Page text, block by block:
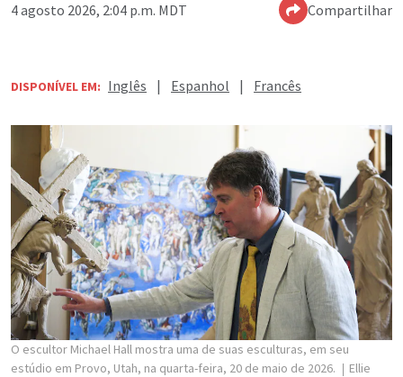
4 agosto 2026, 2:04 p.m. MDT Compartilhar
DISPONÍVEL EM: Inglês | Espanhol | Francês
O escultor Michael Hall mostra uma de suas esculturas, em seu
estúdio em Provo, Utah, na quarta-feira, 20 de maio de 2026.
Ellie